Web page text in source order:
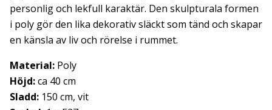
personlig och lekfull karaktär. Den skulpturala formen
i poly gör den lika dekorativ släckt som tänd och skapar
en känsla av liv och rörelse i rummet.
Material: Poly
Höjd:ca 40 cm
Sladd: 150 cm, vit